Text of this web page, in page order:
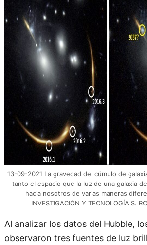
13-09-2021 La gravedad del cúmulo de
tanto el espacio que la luz de una galaxia
hacia nosotros de varias maneras
INVESTIGACIÓN Y TECNOLOGÍA S.
Al analizar los datos del Hubble,
observaron tres fuentes de luz